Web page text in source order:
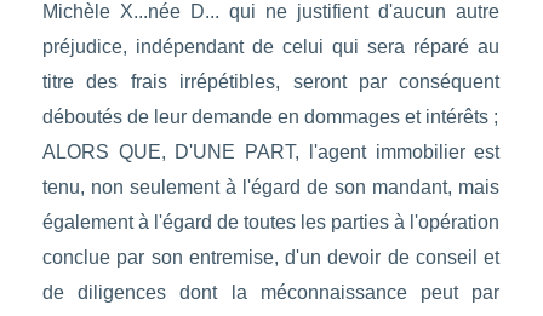
Michèle X...née D... qui ne justifient d'aucun autre
préjudice, indépendant de celui qui sera réparé au
titre des frais irrépétibles, seront par conséquent
déboutés de leur demande en dommages et intérêts ;
ALORS QUE, D'UNE PART, l'agent immobilier est
tenu, non seulement à l'égard de son mandant, mais
également à l'égard de toutes les parties à l'opération
conclue par son entremise, d'un devoir de conseil et
de diligences dont la méconnaissance peut par